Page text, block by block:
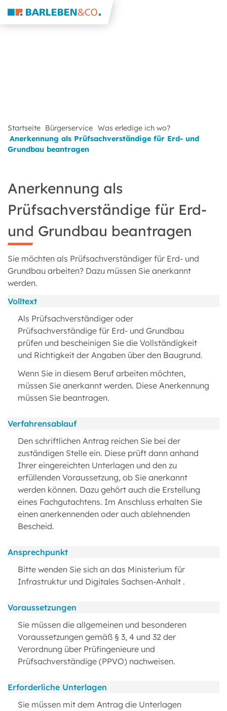
Startseite Bürgerservice Was erledige ich wo?
Anerkennung als Prüfsachverständige für Erd- und
Grundbau beantragen
Anerkennung als
Prüfsachverständige für Erd-
und Grundbau beantragen
Sie möchten als Prüfsachverständiger für Erd- und
Grundbau arbeiten? Dazu müssen Sie anerkannt
werden.
Volltext
Als Prüfsachverständiger oder
Prüfsachverständige für Erd- und Grundbau
prüfen und bescheinigen Sie die Vollständigkeit
und Richtigkeit der Angaben über den Baugrund.
Wenn Sie in diesem Beruf arbeiten möchten,
müssen Sie anerkannt werden. Diese Anerkennung
müssen Sie beantragen.
Verfahrensablauf
Den schriftlichen Antrag reichen Sie bei der
zuständigen Stelle ein. Diese prüft dann anhand
Ihrer eingereichten Unterlagen und den zu
erfüllenden Voraussetzung, ob Sie anerkannt
werden können. Dazu gehört auch die Erstellung
eines Fachgutachtens. Im Anschluss erhalten Sie
einen anerkennenden oder auch ablehnenden
Bescheid.
Ansprechpunkt
Bitte wenden Sie sich an das Ministerium für
Infrastruktur und Digitales Sachsen-Anhalt .
Voraussetzungen
Sie müssen die allgemeinen und besonderen
Voraussetzungen gemäß § 3, 4 und 32 der
Verordnung über Prüfingenieure und
Prüfsachverständige (PPVO) nachweisen.
Erforderliche Unterlagen
Sie müssen mit dem Antrag die Unterlagen